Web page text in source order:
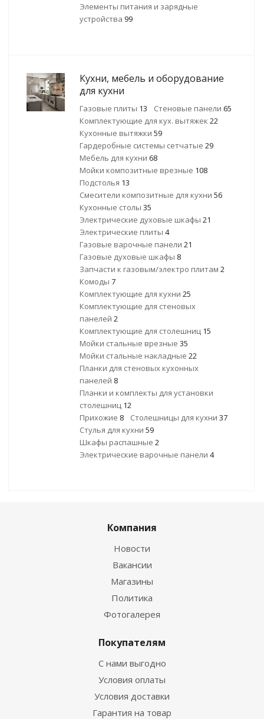
Элементы питания и зарядные
устройства 99
Кухни, мебель и оборудование
для кухни
Газовые плиты 13 Стеновые панели 65
Комплектующие для кух. вытяжек 22
Кухонные вытяжки 59
Гардеробные системы сетчатые 29
Мебель для кухни 68
Мойки композитные врезные 108
Подстолья 13
Смесители композитные для кухни 56
Кухонные столы 35
Электрические духовые шкафы 21
Электрические плиты 4
Газовые варочные панели 21
Газовые духовые шкафы 8
Запчасти к газовым/электро плитам 2
Комоды 7
Комплектующие для кухни 25
Комплектующие для стеновых
панелей 2
Комплектующие для столешниц 15
Мойки стальные врезные 35
Мойки стальные накладные 22
Планки для стеновых кухонных
панелей 8
Планки и комплекты для установки
столешниц 12
Прихожие 8 Столешницы для кухни 37
Стулья для кухни 59
Шкафы распашные 2
Электрические варочные панели 4
Компания
Новости
Вакансии
Магазины
Политика
Фотогалерея
Покупателям
С нами выгодно
Условия оплаты
Условия доставки
Гарантия на товар